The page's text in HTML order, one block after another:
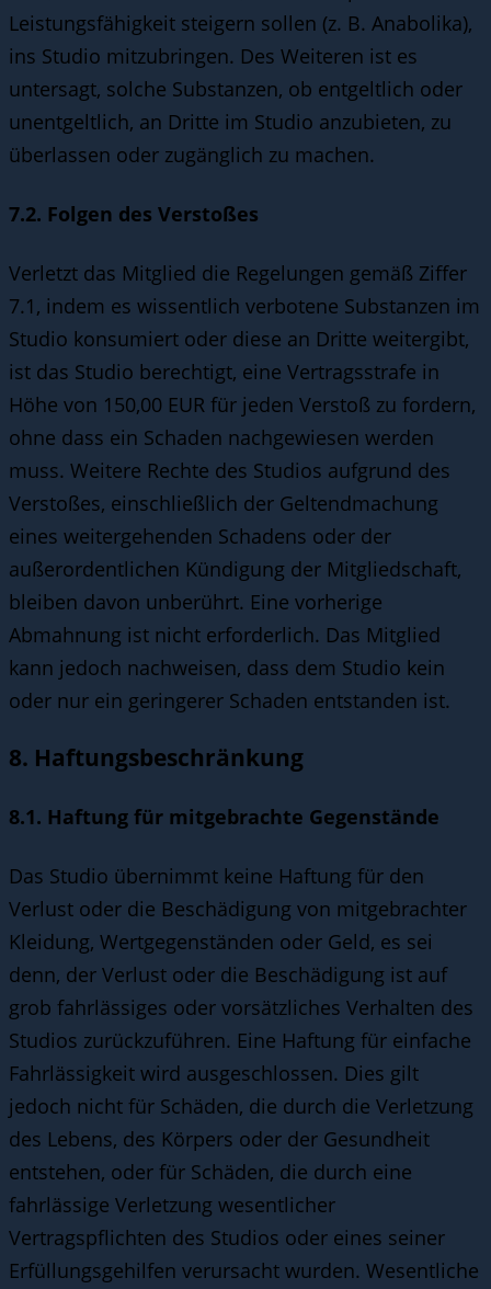
Leistungsfähigkeit steigern sollen (z. B. Anabolika),
ins Studio mitzubringen. Des Weiteren ist es
untersagt, solche Substanzen, ob entgeltlich oder
unentgeltlich, an Dritte im Studio anzubieten, zu
überlassen oder zugänglich zu machen.
7.2. Folgen des Verstoßes
Verletzt das Mitglied die Regelungen gemäß Ziffer
7.1, indem es wissentlich verbotene Substanzen im
Studio konsumiert oder diese an Dritte weitergibt,
ist das Studio berechtigt, eine Vertragsstrafe in
Höhe von 150,00 EUR für jeden Verstoß zu fordern,
ohne dass ein Schaden nachgewiesen werden
muss. Weitere Rechte des Studios aufgrund des
Verstoßes, einschließlich der Geltendmachung
eines weitergehenden Schadens oder der
außerordentlichen Kündigung der Mitgliedschaft,
bleiben davon unberührt. Eine vorherige
Abmahnung ist nicht erforderlich. Das Mitglied
kann jedoch nachweisen, dass dem Studio kein
oder nur ein geringerer Schaden entstanden ist.
8. Haftungsbeschränkung
8.1. Haftung für mitgebrachte Gegenstände
Das Studio übernimmt keine Haftung für den
Verlust oder die Beschädigung von mitgebrachter
Kleidung, Wertgegenständen oder Geld, es sei
denn, der Verlust oder die Beschädigung ist auf
grob fahrlässiges oder vorsätzliches Verhalten des
Studios zurückzuführen. Eine Haftung für einfache
Fahrlässigkeit wird ausgeschlossen. Dies gilt
jedoch nicht für Schäden, die durch die Verletzung
des Lebens, des Körpers oder der Gesundheit
entstehen, oder für Schäden, die durch eine
fahrlässige Verletzung wesentlicher
Vertragspflichten des Studios oder eines seiner
Erfüllungsgehilfen verursacht wurden. Wesentliche